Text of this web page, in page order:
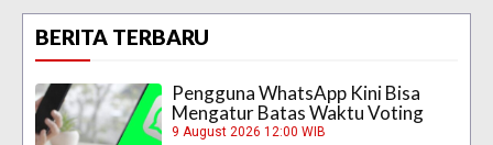
BERITA TERBARU
Pengguna WhatsApp Kini Bisa
Mengatur Batas Waktu Voting
9 August 2026 12:00 WIB